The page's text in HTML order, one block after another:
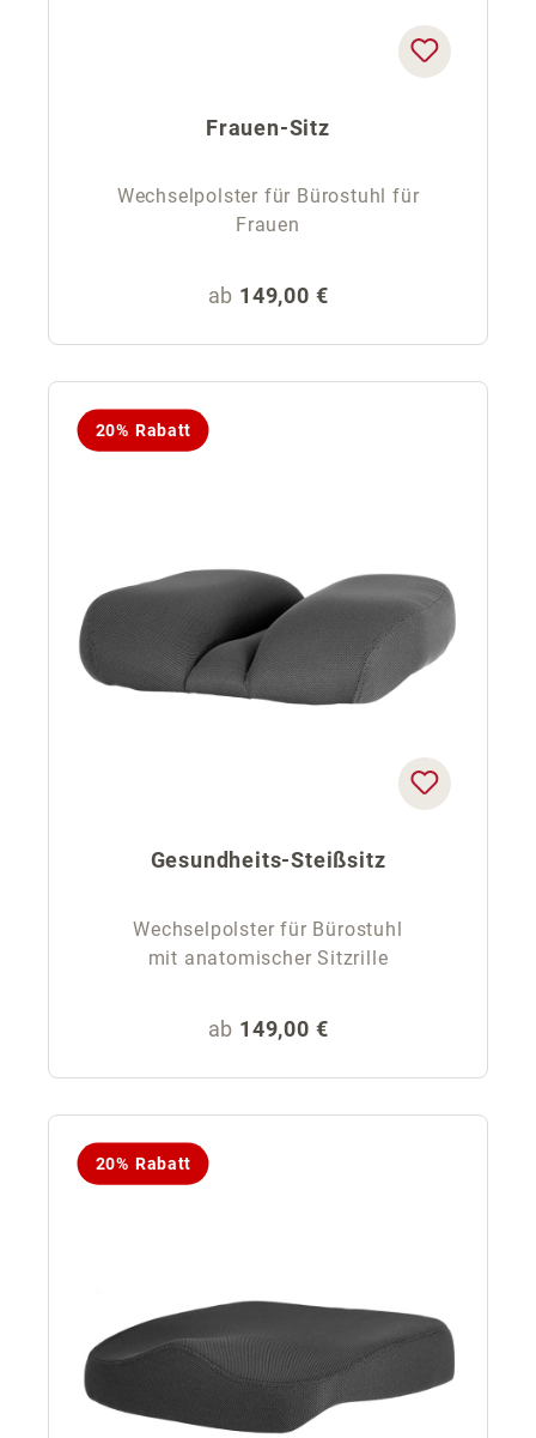
Frauen-Sitz
Wechselpolster für Bürostuhl für
Frauen
Regulärer Preis:
ab 149,00 €
20% Rabatt
Gesundheits-Steißsitz
Wechselpolster für Bürostuhl
mit anatomischer Sitzrille
Regulärer Preis:
ab 149,00 €
20% Rabatt